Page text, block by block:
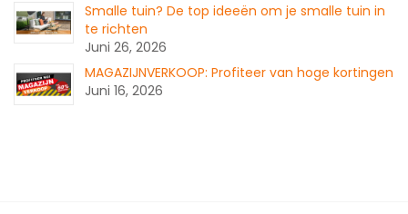
Smalle tuin? De top ideeën om je smalle tuin in
te richten
Juni 26, 2026
MAGAZIJNVERKOOP: Profiteer van hoge kortingen
Juni 16, 2026